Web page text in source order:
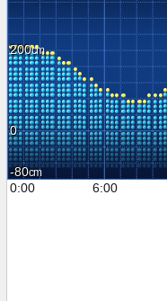
200
0
-80
0:00
6:00